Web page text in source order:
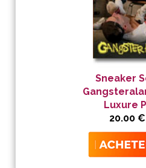
Sneaker
Luxure
20.00 €